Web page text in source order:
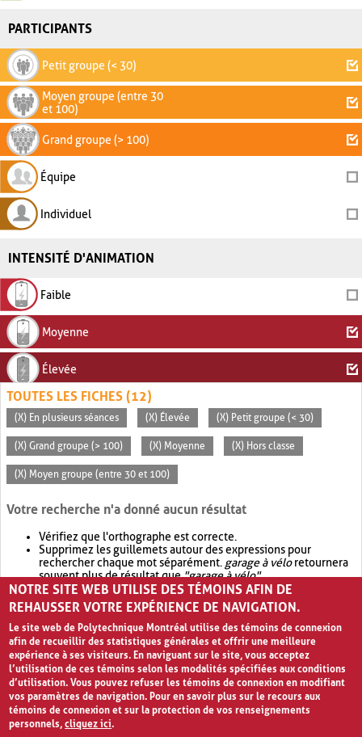
PARTICIPANTS
Petit groupe (< 30)
Moyen groupe (entre 30
et 100)
Grand groupe (> 100)
Équipe
Individuel
INTENSITÉ D'ANIMATION
Faible
Moyenne
Élevée
TOUTES LES FICHES (12)
(X) En plusieurs séances (X) Élevée (X) Petit groupe (< 30)
(X) Grand groupe (> 100) (X) Moyenne (X) Hors classe
(X) Moyen groupe (entre 30 et 100)
Votre recherche n'a donné aucun résultat
Vérifiez que l'orthographe est correcte.
Supprimez les guillemets autour des expressions pour
rechercher chaque mot séparément. garage à véloretournera
souvent plus de résultat que"garage à vélo".
Envisagez d'élargir votre recherche avec OR.garage OR vélo
retournera souvent plus de résultat quegarage à vélo
NOTRE SITE WEB UTILISE DES TÉMOINS AFIN DE
REHAUSSER VOTRE EXPÉRIENCE DE NAVIGATION.
Le site web de Polytechnique Montréal utilise des témoins de connexion
afin de recueillir des statistiques générales et offrir une meilleure
expérience à ses visiteurs. En naviguant sur le site, vous acceptez
l’utilisation de ces témoins selon les modalités spécifiées aux conditions
d’utilisation. Vous pouvez refuser les témoins de connexion en modifiant
vos paramètres de navigation. Pour en savoir plus sur le recours aux
témoins de connexion et sur la protection de vos renseignements
personnels,cliquez ici.